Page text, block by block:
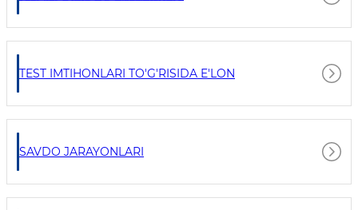
TEST IMTIHONLARI TO'G'RISIDA E'LON
SAVDO JARAYONLARI